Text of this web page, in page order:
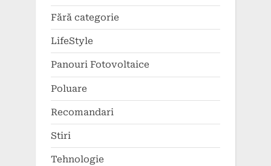
Fără categorie
LifeStyle
Panouri Fotovoltaice
Poluare
Recomandari
Stiri
Tehnologie